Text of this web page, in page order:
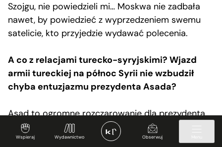
Wspieraj Wydawnictwo Obserwuj
Szojgu, nie powiedzieli mi… Moskwa nie zadbała
nawet, by powiedzieć z wyprzedzeniem swemu
satelicie, kto przyjedzie wydawać polecenia.
A co z relacjami turecko-syryjskimi? Wjazd
armii tureckiej na północ Syrii nie wzbudził
chyba entuzjazmu prezydenta Asada?
Asad to ogromne rozczarowanie dla prezydenta
Erdoğana, który przez lata widział w nim swego
pupila i nadzieję na przyjazne relacje.